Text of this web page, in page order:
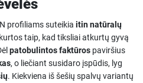
profiliams suteikia itin natūralų
taip, kad tiksliai atkurtų gyvą
patobulintos faktūrospaviršius
, o liečiant susidaro įspūdis, lyg
. Kiekviena iš šešių spalvų variantų